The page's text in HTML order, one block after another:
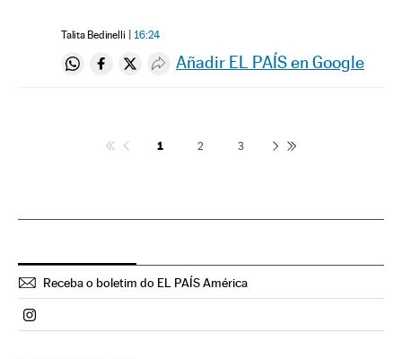
Talita Bedinelli 16:24
Compartir en Whatsapp
Compartir en Facebook
Compartir en Twitter
Desplegar Redes Sociales
Añadir EL PAÍS en Google
1 2 3
Receba o boletim do EL PAÍS América
Politica El País Brasil en Instagram